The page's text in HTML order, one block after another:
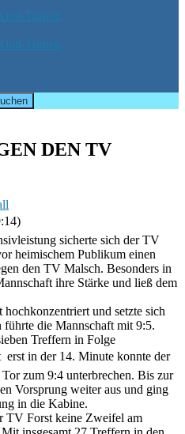
Turnen
Turnen
DEN TV
sicherte sich der TV
heimischem Publikum einen
den TV Malsch. Besonders in
ihre Stärke und ließ dem
und setzte sich
die Mannschaft mit 9:5.
Treffern in Folge
erst in der 14. Minute konnte der
zum 9:4 unterbrechen. Bis zur
Vorsprung weiter aus und ging
in die Kabine.
TV Forst keine Zweifel am